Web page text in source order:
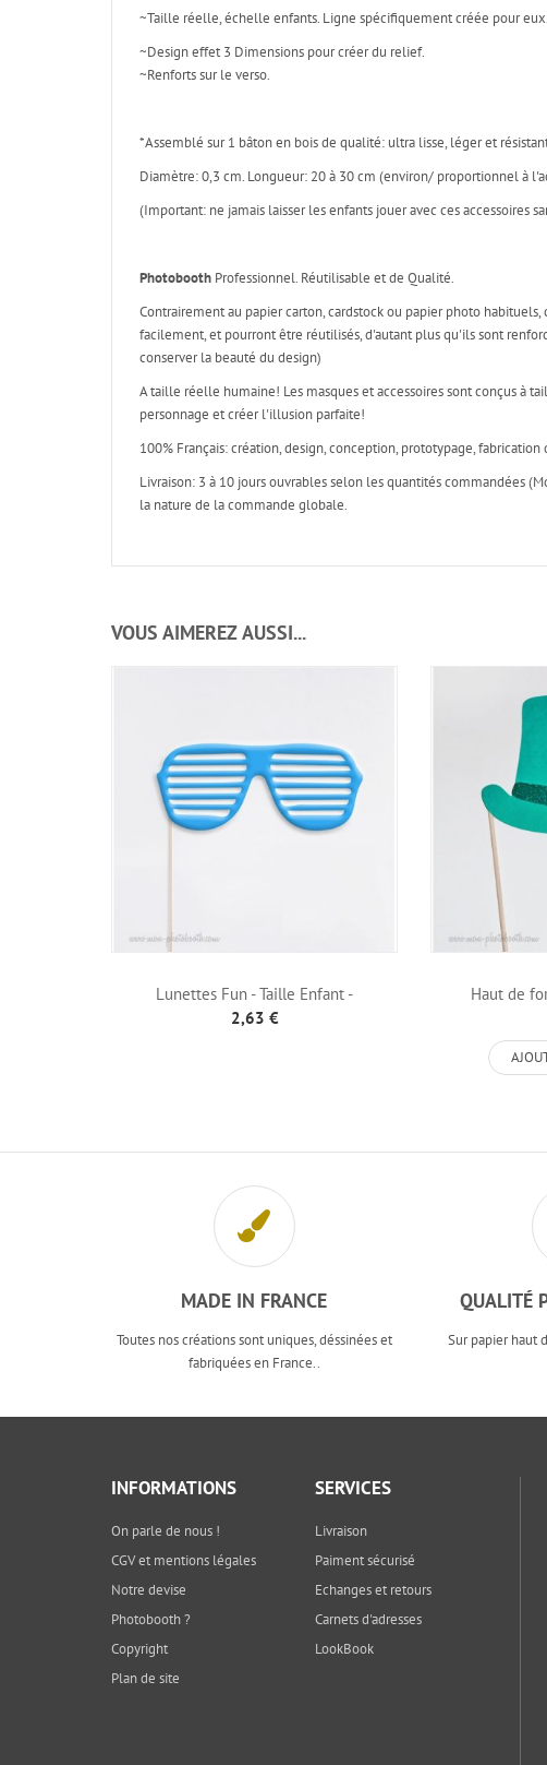
~Taille réelle, échelle enfants. Ligne spécifiquement créée pour eux.
~Design effet 3 Dimensions pour créer du relief.
~Renforts sur le verso.
*Assemblé sur 1 bâton en bois de qualité: ultra lisse, léger et
Diamètre: 0,3 cm. Longueur: 20 à 30 cm (environ/ proportionnel à
(Important: ne jamais laisser les enfants jouer avec ces accessoires
Photobooth Professionnel. Réutilisable et de Qualité.
Contrairement au papier carton, cardstock ou papier photo habituels,
facilement, et pourront être réutilisés, d'autant plus qu'ils sont
conserver la beauté du design)
A taille réelle humaine! Les masques et accessoires sont conçus à
personnage et créer l'illusion parfaite!
100% Français: création, design, conception, prototypage, fabrication
Livraison: 3 à 10 jours ouvrables selon les quantités commandées
la nature de la commande globale.
VOUS AIMEREZ AUSSI...
Lunettes Fun - Taille Enfant -
Photobooth...
2,63 €
Haut de
MADE IN FRANCE
Toutes nos créations sont uniques, déssinées et
fabriquées en France..
QUALITÉ
Sur papier haut
INFORMATIONS
On parle de nous !
CGV et mentions légales
Notre devise
Photobooth ?
Copyright
Plan de site
SERVICES
Livraison
Paiment sécurisé
Echanges et retours
Carnets d'adresses
LookBook